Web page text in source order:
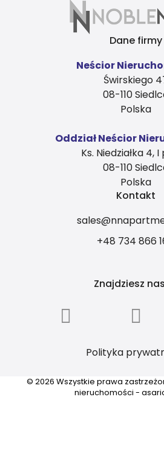
Dane firmy
Neścior
Świrskiego
08-110
Polska
Oddział Neścior
Ks. Niedziałka 4,
08-110
Polska
Kontakt
+48 734 866
Znajdziesz
Polityka
© 2026 Wszystkie prawa
nieruchomości -